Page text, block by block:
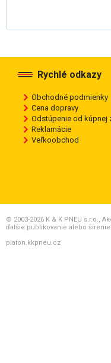
Rychlé odkazy
Obchodné podmienky
Cena dopravy
Odstúpenie od kúpnej
Reklamácie
Veľkoobchod
© 2003-2026 K & K PNEU s.r.o.,
ďalšie publikovanie alebo
platon.kkpneu.cz